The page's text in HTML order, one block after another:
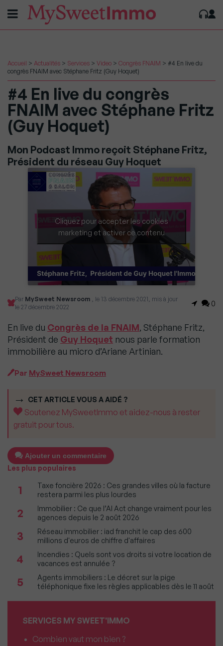
Accueil > Actualités > Services > Video > Congrès FNAIM > #4 En live du
congrès FNAIM avec Stéphane Fritz (Guy Hoquet)
#4 En live du congrès
FNAIM avec Stéphane Fritz
(Guy Hoquet)
Mon Podcast Immo reçoit Stéphane Fritz,
Président du réseau Guy Hoquet
Cliquez pour accepter les cookies
marketing et activer ce contenu
Par MySweet Newsroom , le 13 décembre 2021, mis à jour
le 27 décembre 2022
0
En live du Congrès de la FNAIM, Stéphane Fritz,
Président de Guy Hoquet nous parle formation
immobilière au micro d’Ariane Artinian.
Par MySweet Newsroom
CET ARTICLE VOUS A AIDÉ ?
Soutenez MySweetImmo et aidez-nous à rester
gratuit pour tous.
Ajouter un commentaire
Les plus populaires
1
Taxe foncière 2026 : Ces grandes villes où la facture
restera parmi les plus lourdes
2
Immobilier : Ce que l’AI Act change vraiment pour les
agences depuis le 2 août 2026
3
Réseau immobilier : iad franchit le cap des 600
millions d'euros de chiffre d'affaires
4
Incendies : Quels sont vos droits si votre location de
vacances est annulée ?
5
Agents immobiliers : Le décret sur la pige
téléphonique fixe les règles applicables dès le 11 août
SERVICES MY SWEET'IMMO
Combien vaut mon bien ?